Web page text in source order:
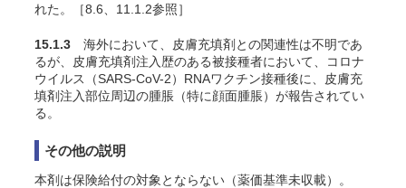
れた 。［8.6、11.1.2参照］
15.1.3 海外において、皮膚充填剤との関連性は不明であ
るが、皮膚充填剤注入歴のある被接種者において、
コロナ
ウイルス（SARS-CoV-2）RNAワクチン接種後に、皮膚充
填剤注入部位周辺の腫脹（特に顔面腫脹）が報告されてい
る。
その他の説明
本剤は保険給付の対象とならない（薬価基準未収載）。